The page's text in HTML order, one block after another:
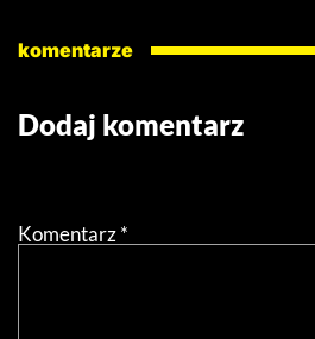
komentarze
Dodaj komentarz
Komentarz*